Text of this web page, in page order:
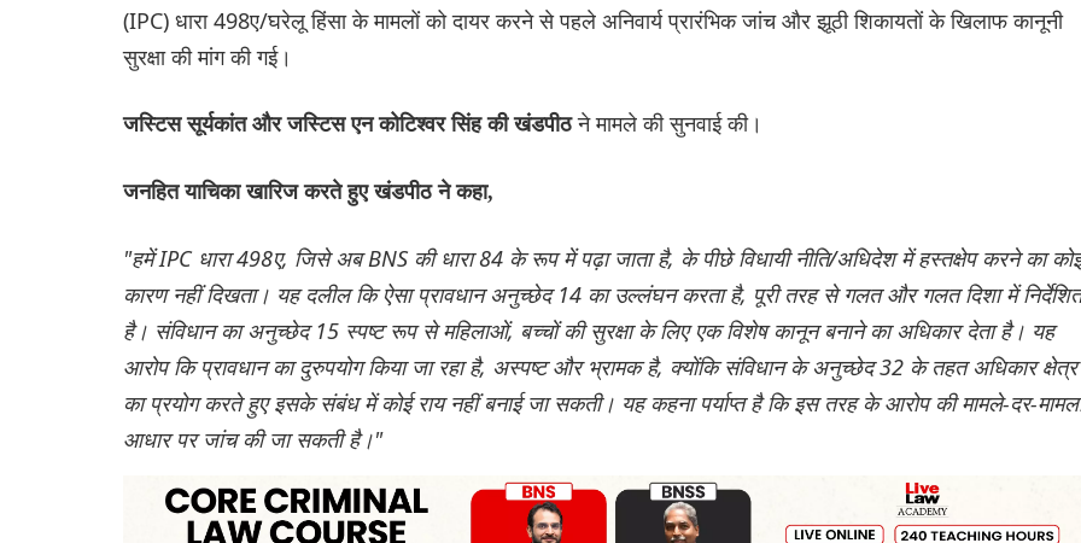
(IPC) धारा 498ए/घरेलू हिंसा के मामलों को दायर करने से पहले अनिवार्य प्रारंभिक जांच और झूठी शिकायतों के खिलाफ कानूनी
सुरक्षा की मांग की गई।
जस्टिस सूर्यकांत और जस्टिस एन कोटिश्वर सिंह की खंडपीठने मामले की सुनवाई की।
जनहित याचिका खारिज करते हुए खंडपीठ ने कहा,
"हमें IPC धारा 498ए, जिसे अब BNS की धारा 84 के रूप में पढ़ा जाता है, के पीछे विधायी नीति/अधिदेश में हस्तक्षेप करने का कोई
कारण नहीं दिखता। यह दलील कि ऐसा प्रावधान अनुच्छेद 14 का उल्लंघन करता है, पूरी तरह से गलत और गलत दिशा में निर्देशित
है। संविधान का अनुच्छेद 15 स्पष्ट रूप से महिलाओं, बच्चों की सुरक्षा के लिए एक विशेष कानून बनाने का अधिकार देता है। यह
आरोप कि प्रावधान का दुरुपयोग किया जा रहा है, अस्पष्ट और भ्रामक है, क्योंकि संविधान के अनुच्छेद 32 के तहत अधिकार क्षेत्र
का प्रयोग करते हुए इसके संबंध में कोई राय नहीं बनाई जा सकती। यह कहना पर्याप्त है कि इस तरह के आरोप की मामले-दर-
आधार पर जांच की जा सकती है।"